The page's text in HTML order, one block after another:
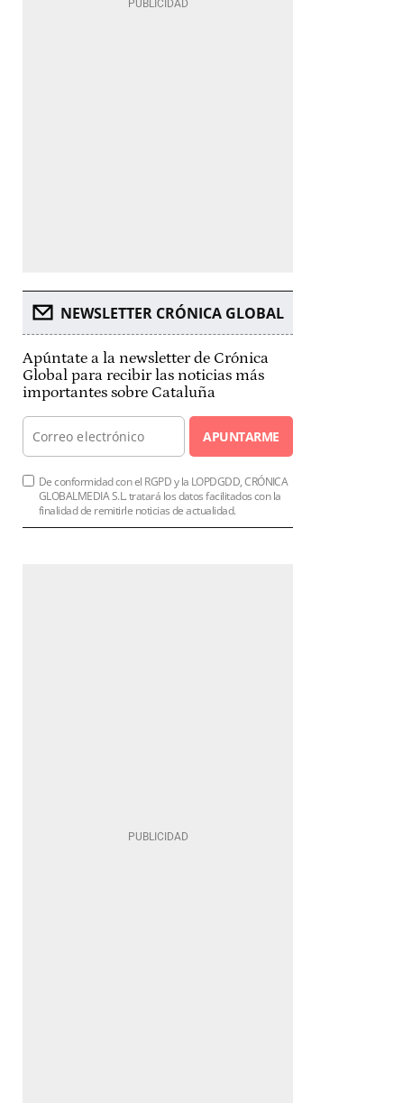
NEWSLETTER CRÓNICA GLOBAL
Apúntate a la newsletter de Crónica
Global para recibir las noticias más
importantes sobre Cataluña
APUNTARME
De conformidad con el RGPD y la LOPDGDD, CRÓNICA
GLOBALMEDIA S.L. tratará los datos facilitados con la
finalidad de remitirle noticias de actualidad.